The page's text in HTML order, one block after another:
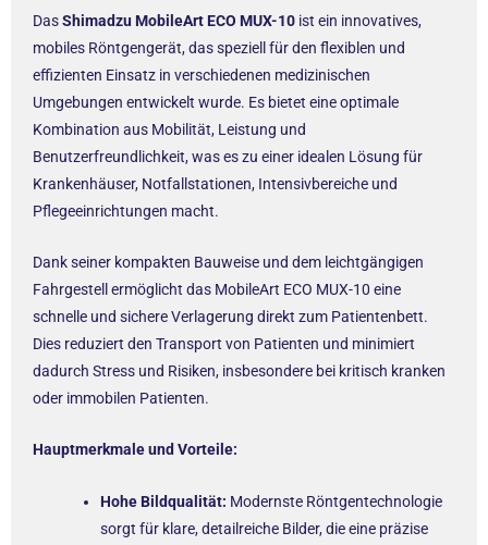
DasShimadzu MobileArt ECO MUX-10 ist ein innovatives,
mobiles Röntgengerät, das speziell für den flexiblen und
effizienten Einsatz in verschiedenen medizinischen
Umgebungen entwickelt wurde. Es bietet eine optimale
Kombination aus Mobilität, Leistung und
Benutzerfreundlichkeit, was es zu einer idealen Lösung für
Krankenhäuser, Notfallstationen, Intensivbereiche und
Pflegeeinrichtungen macht.
Dank seiner kompakten Bauweise und dem leichtgängigen
Fahrgestell ermöglicht das MobileArt ECO MUX-10 eine
schnelle und sichere Verlagerung direkt zum Patientenbett.
Dies reduziert den Transport von Patienten und minimiert
dadurch Stress und Risiken, insbesondere bei kritisch kranken
oder immobilen Patienten.
Hauptmerkmale und Vorteile:
Hohe Bildqualität: Modernste Röntgentechnologie
sorgt für klare, detailreiche Bilder, die eine präzise